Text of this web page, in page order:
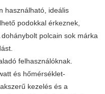
használható, ideális
podokkal érkeznek,
polcain sok márka
felhasználóknak.
és hőmérséklet-
kezelés és a